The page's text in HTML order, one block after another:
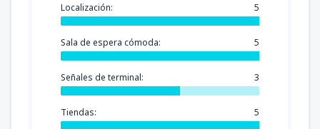
Localización: 5
Sala de espera cómoda: 5
Señales de terminal: 3
Tiendas: 5